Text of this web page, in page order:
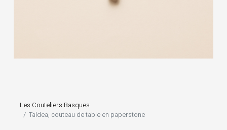
Les Couteliers Basques
Taldea, couteau de table en paperstone